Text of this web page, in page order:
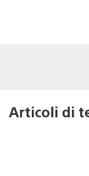
Articoli di